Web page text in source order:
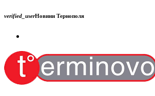
verified_userНовини Тернополя